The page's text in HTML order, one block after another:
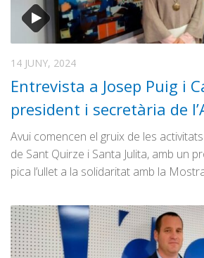
14 JUNY, 2024
Entrevista a Josep Puig i
president i secretària de
Avui comencen el gruix de les
de Sant Quirze i Santa Julita, amb un
pica l’ullet a la solidaritat amb la